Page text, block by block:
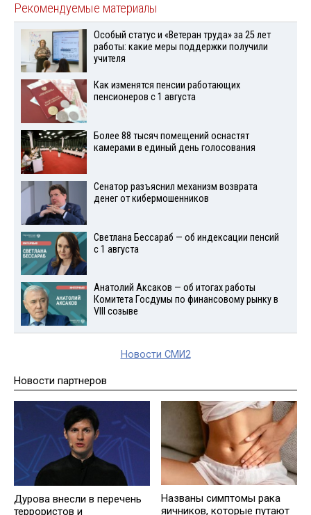
Рекомендуемые материалы
Особый статус и «Ветеран труда» за 25 лет
работы: какие меры поддержки получили
учителя
Как изменятся пенсии работающих
пенсионеров с 1 августа
Более 88 тысяч помещений оснастят
камерами в единый день голосования
Сенатор разъяснил механизм возврата
денег от кибермошенников
Светлана Бессараб — об индексации пенсий
с 1 августа
Анатолий Аксаков — об итогах работы
Комитета Госдумы по финансовому рынку в
VIII созыве
Новости СМИ2
Новости партнеров
Дурова внесли в перечень
террористов и
Названы симптомы рака
яичников, которые путают